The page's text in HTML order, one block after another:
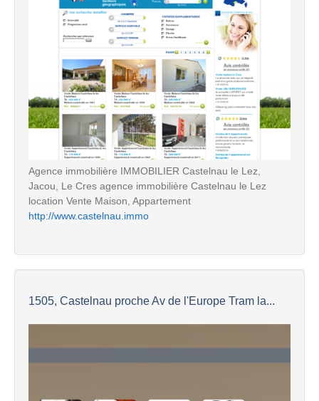
Agence immobilière IMMOBILIER Castelnau le Lez,
Jacou, Le Cres agence immobilière Castelnau le Lez
location Vente Maison, Appartement
http://www.castelnau.immo
1505, Castelnau proche Av de l'Europe Tram la...